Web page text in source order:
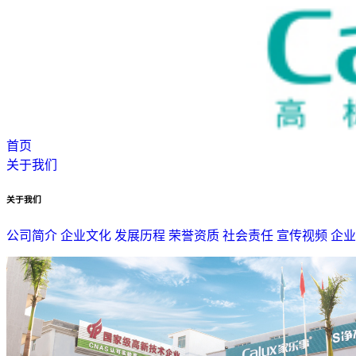
首页
关于我们
关于我们
公司简介 企业文化 发展历程 荣誉资质 社会责任 宣传视频 企